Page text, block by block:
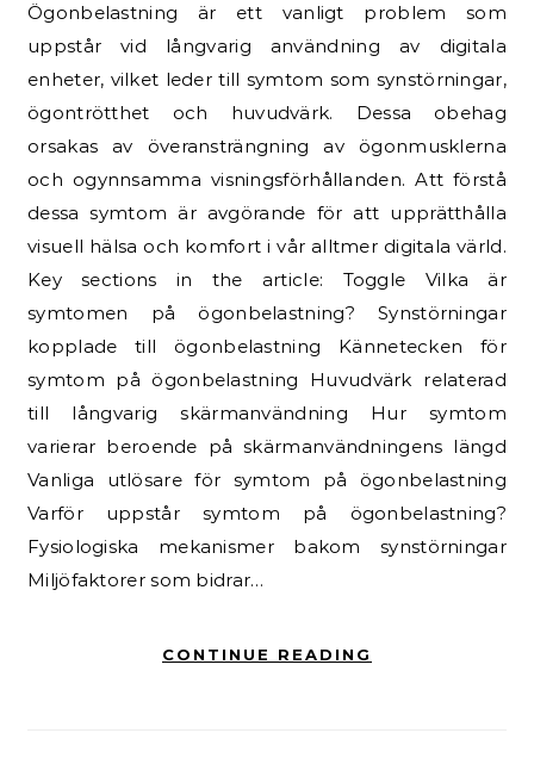
Ögonbelastning är ett vanligt problem som
uppstår vid långvarig användning av digitala
enheter, vilket leder till symtom som synstörningar,
ögontrötthet och huvudvärk. Dessa obehag
orsakas av överansträngning av ögonmusklerna
och ogynnsamma visningsförhållanden. Att förstå
dessa symtom är avgörande för att upprätthålla
visuell hälsa och komfort i vår alltmer digitala värld.
Key sections in the article: Toggle Vilka är
symtomen på ögonbelastning? Synstörningar
kopplade till ögonbelastning Kännetecken för
symtom på ögonbelastning Huvudvärk relaterad
till långvarig skärmanvändning Hur symtom
varierar beroende på skärmanvändningens längd
Vanliga utlösare för symtom på ögonbelastning
Varför uppstår symtom på ögonbelastning?
Fysiologiska mekanismer bakom synstörningar
Miljöfaktorer som bidrar…
CONTINUE READING